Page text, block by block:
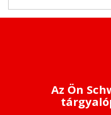
Az Ön